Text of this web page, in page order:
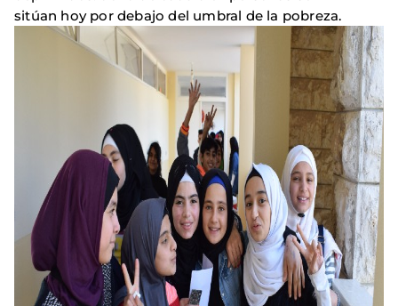
sitúan hoy por debajo del umbral de la pobreza.